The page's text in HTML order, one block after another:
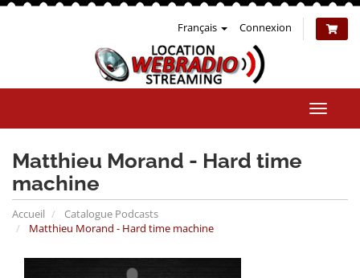
Français Connexion
la
Matthieu Morand - Hard time
machine
Accueil
Catalogue Podcasts
Matthieu Morand - Hard time machine